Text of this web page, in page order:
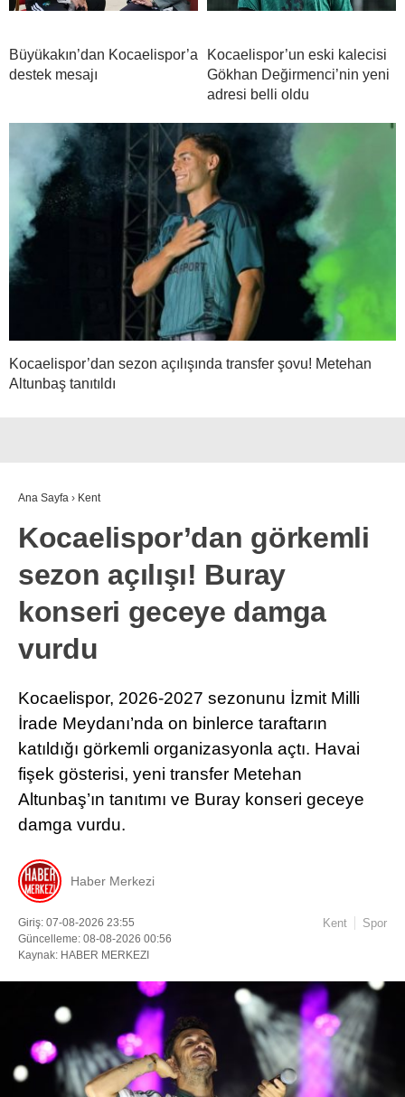
Büyükakın’dan Kocaelispor’a
destek mesajı
Kocaelispor’un eski kalecisi
Gökhan Değirmenci’nin yeni
adresi belli oldu
Kocaelispor’dan sezon açılışında transfer şovu! Metehan
Altunbaş tanıtıldı
Ana Sayfa › Kent
Kocaelispor’dan görkemli
sezon açılışı! Buray
konseri geceye damga
vurdu
Kocaelispor, 2026-2027 sezonunu İzmit Milli
İrade Meydanı’nda on binlerce taraftarın
katıldığı görkemli organizasyonla açtı. Havai
fişek gösterisi, yeni transfer Metehan
Altunbaş’ın tanıtımı ve Buray konseri geceye
damga vurdu.
Haber Merkezi
Giriş: 07-08-2026 23:55
Güncelleme: 08-08-2026 00:56
Kaynak: HABER MERKEZI
Kent Spor